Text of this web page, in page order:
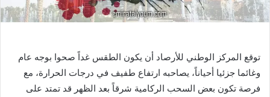
توقع المركز الوطني للأرصاد أن يكون الطقس غداً صحوا بوجه عام
وغائما جزئيا أحياناً، يصاحبه ارتفاع طفيف في درجات الحرارة، مع
فرصة تكون بعض السحب الركامية شرقاً بعد الظهر قد تمتد على